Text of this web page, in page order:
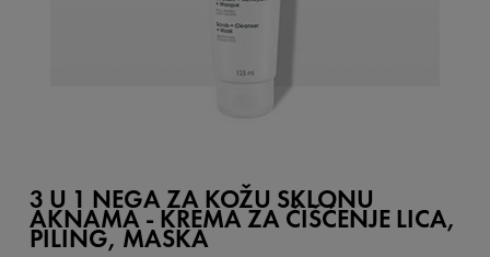
3 U 1 NEGA ZA KOŽU SKLONU
AKNAMA - KREMA ZA ČIŠĆENJE LICA,
PILING, MASKA